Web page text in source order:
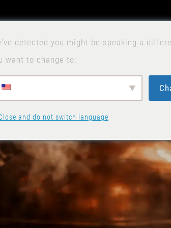
detected you might be speaking a
want to change to:
and do not switch language